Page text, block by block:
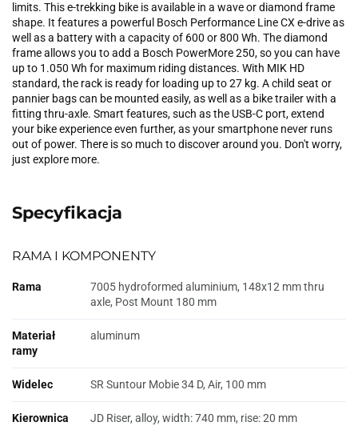
limits. This e-trekking bike is available in a wave or diamond frame
shape. It features a powerful Bosch Performance Line CX e-drive as
well as a battery with a capacity of 600 or 800 Wh. The diamond
frame allows you to add a Bosch PowerMore 250, so you can have
up to 1.050 Wh for maximum riding distances. With MIK HD
standard, the rack is ready for loading up to 27 kg. A child seat or
pannier bags can be mounted easily, as well as a bike trailer with a
fitting thru-axle. Smart features, such as the USB-C port, extend
your bike experience even further, as your smartphone never runs
out of power. There is so much to discover around you. Don't worry,
just explore more.
Specyfikacja
RAMA I KOMPONENTY
Rama
7005 hydroformed aluminium, 148x12 mm thru
axle, Post Mount 180 mm
Materiał
ramy
aluminum
Widelec SR Suntour Mobie 34 D, Air, 100 mm
Kierownica JD Riser, alloy, width: 740 mm, rise: 20 mm